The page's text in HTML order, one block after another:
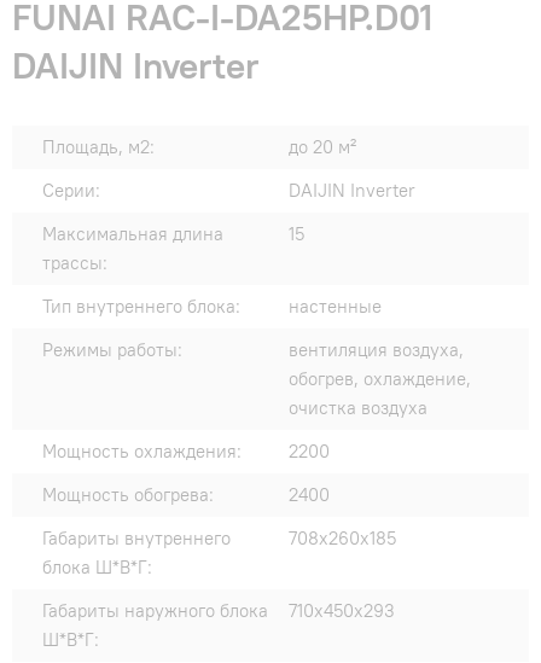
FUNAI RAC-I-DA25HP.D01
DAIJIN Inverter
Площадь, м2:
до 20 м²
Серии:
DAIJIN Inverter
Максимальная длина
трассы:
15
Тип внутреннего блока:
настенные
Режимы работы:
вентиляция воздуха,
обогрев, охлаждение,
очистка воздуха
Мощность охлаждения:
2200
Мощность обогрева:
2400
Габариты внутреннего
блока Ш*В*Г:
708x260x185
Габариты наружного блока
Ш*В*Г:
710x450x293